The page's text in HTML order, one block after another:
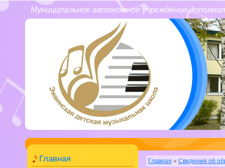
Муниципальное автономное учреждение
Главная
Главная » Сведения об